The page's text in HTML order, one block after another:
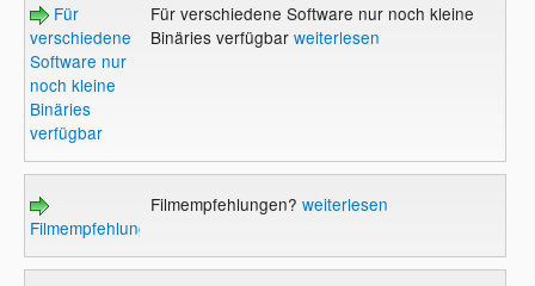
Für
verschiedene
Software nur
noch kleine
Binäries
verfügbar
Für verschiedene Software nur noch kleine
Binäries verfügbar weiterlesen
Filmempfehlungen?
Filmempfehlungen? weiterlesen